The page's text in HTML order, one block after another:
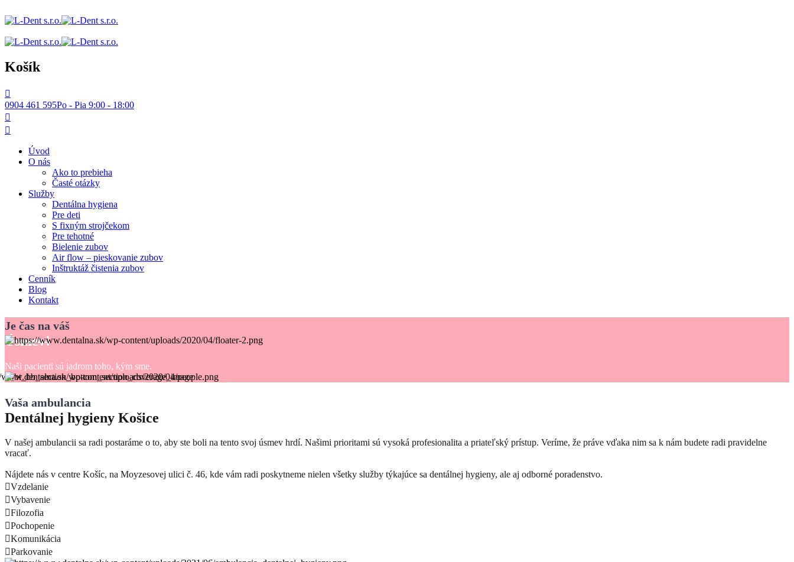
Košík
0904 461 595Po - Pia 9:00 - 18:00
Úvod
O nás
Ako to prebieha
Časté otázky
Služby
Dentálna hygiena
Pre deti
S fixným strojčekom
Pre tehotné
Bielenie zubov
Air flow – pieskovanie zubov
Inštruktáž čistenia zubov
Cenník
Blog
Kontakt
Je čas na váš
Úsmev!
Naši pacienti sú jadrom toho, kým sme.
Vaša ambulancia
Dentálnej hygieny Košice
V našej ambulancii sa radi postaráme o to, aby ste boli na tento svoj úsmev hrdí. Našimi prioritami sú vysoká profesionalita a priateľský prístup. Veríme, že práve vďaka nim sa k nám budete radi pravidelne
vracať.
Nájdete nás v centre Košíc, na Moyzesovej ulici č. 46, kde vám radi poskytneme nielen všetky služby týkajúce sa dentálnej hygieny, ale aj odborné poradenstvo.
Vzdelanie
Vybavenie
Filozofia
Pochopenie
Komunikácia
Parkovanie